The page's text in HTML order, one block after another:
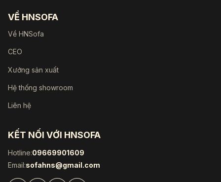
VỀ HNSOFA
Về HNSofa
CEO
Xưởng sản xuất
Hệ thống showroom
Liên hệ
KẾT NỐI VỚI HNSOFA
Hotline:09669901609
Email:sofahns@gmail.com